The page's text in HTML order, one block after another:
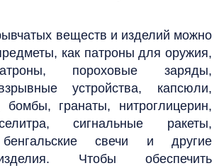
веществ и изделий можно
как патроны для оружия,
пороховые заряды,
устройства, капсюли,
гранаты, нитроглицерин,
сигнальные ракеты,
свечи и другие
Чтобы обеспечить